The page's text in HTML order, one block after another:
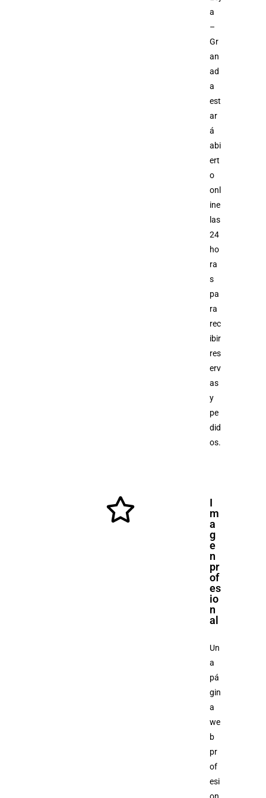
a
–
Gr
an
ad
a
est
ar
á
abi
ert
o
onl
ine
las
24
ho
ra
s
pa
ra
rec
ibir
res
erv
as
y
pe
did
os.
I
m
a
g
e
n
pr
of
es
io
n
al
Un
a
pá
gin
a
we
b
pr
of
esi